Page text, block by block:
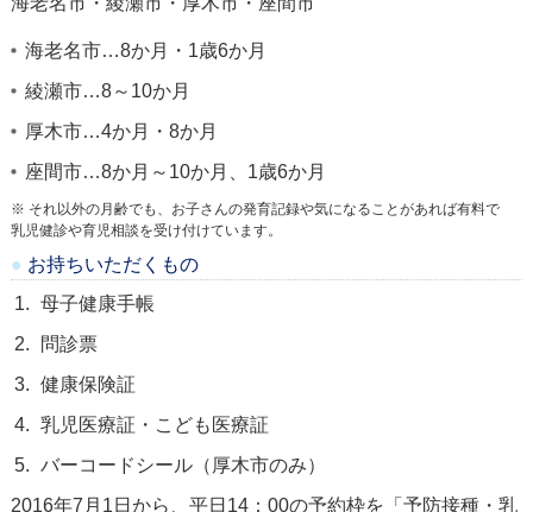
海老名市…8か月・1歳6か月
綾瀬市…8～10か月
厚木市…4か月・8か月
座間市…8か月～10か月、1歳6か月
※ それ以外の月齢でも、お子さんの発育記録や気になることがあれば有料で
乳児健診や育児相談を受け付けています。
お持ちいただくもの
母子健康手帳
問診票
健康保険証
乳児医療証・こども医療証
バーコードシール（厚木市のみ）
2016年7月1日から、平日14：00の予約枠を「予防接種・乳